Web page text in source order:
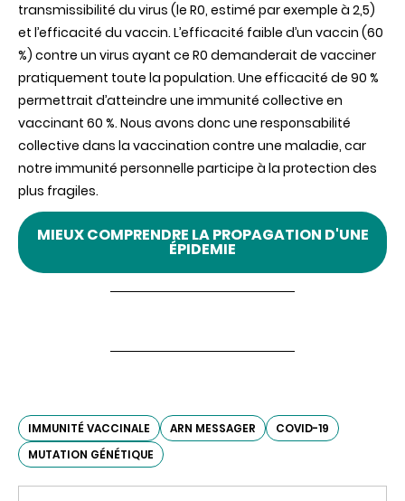
transmissibilité du virus (le R0, estimé par exemple à 2,5)
et l’efficacité du vaccin. L’efficacité faible d’un vaccin (60
%) contre un virus ayant ce R0 demanderait de vacciner
pratiquement toute la population. Une efficacité de 90 %
permettrait d’atteindre une immunité collective en
vaccinant 60 %. Nous avons donc une responsabilité
collective dans la vaccination contre une maladie, car
notre immunité personnelle participe à la protection des
plus fragiles.
MIEUX COMPRENDRE LA PROPAGATION D'UNE
ÉPIDEMIE
IMMUNITÉ VACCINALE ARN MESSAGER
COVID-19
MUTATION GÉNÉTIQUE